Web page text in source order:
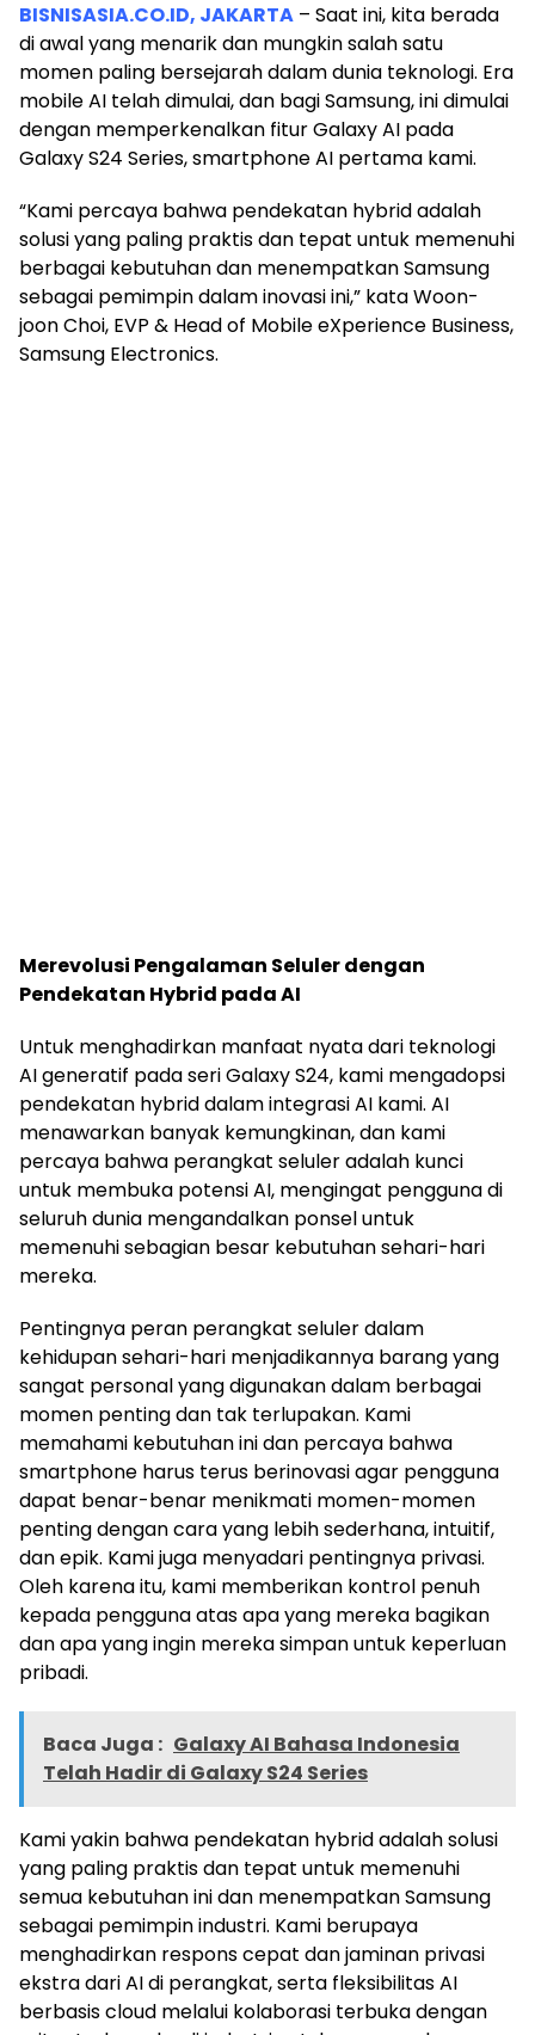
BISNISASIA.CO.ID, JAKARTA – Saat ini, kita berada
di awal yang menarik dan mungkin salah satu
momen paling bersejarah dalam dunia teknologi. Era
mobile AI telah dimulai, dan bagi Samsung, ini dimulai
dengan memperkenalkan fitur Galaxy AI pada
Galaxy S24 Series, smartphone AI pertama kami.
“Kami percaya bahwa pendekatan hybrid adalah
solusi yang paling praktis dan tepat untuk memenuhi
berbagai kebutuhan dan menempatkan Samsung
sebagai pemimpin dalam inovasi ini,” kata Woon-
joon Choi, EVP & Head of Mobile eXperience Business,
Samsung Electronics.
Merevolusi Pengalaman Seluler dengan
Pendekatan Hybrid pada AI
Untuk menghadirkan manfaat nyata dari teknologi
AI generatif pada seri Galaxy S24, kami mengadopsi
pendekatan hybrid dalam integrasi AI kami. AI
menawarkan banyak kemungkinan, dan kami
percaya bahwa perangkat seluler adalah kunci
untuk membuka potensi AI, mengingat pengguna di
seluruh dunia mengandalkan ponsel untuk
memenuhi sebagian besar kebutuhan sehari-hari
mereka.
Pentingnya peran perangkat seluler dalam
kehidupan sehari-hari menjadikannya barang yang
sangat personal yang digunakan dalam berbagai
momen penting dan tak terlupakan. Kami
memahami kebutuhan ini dan percaya bahwa
smartphone harus terus berinovasi agar pengguna
dapat benar-benar menikmati momen-momen
penting dengan cara yang lebih sederhana, intuitif,
dan epik. Kami juga menyadari pentingnya privasi.
Oleh karena itu, kami memberikan kontrol penuh
kepada pengguna atas apa yang mereka bagikan
dan apa yang ingin mereka simpan untuk keperluan
pribadi.
Baca Juga : Galaxy AI Bahasa Indonesia
Telah Hadir di Galaxy S24 Series
Kami yakin bahwa pendekatan hybrid adalah solusi
yang paling praktis dan tepat untuk memenuhi
semua kebutuhan ini dan menempatkan Samsung
sebagai pemimpin industri. Kami berupaya
menghadirkan respons cepat dan jaminan privasi
ekstra dari AI di perangkat, serta fleksibilitas AI
berbasis cloud melalui kolaborasi terbuka dengan